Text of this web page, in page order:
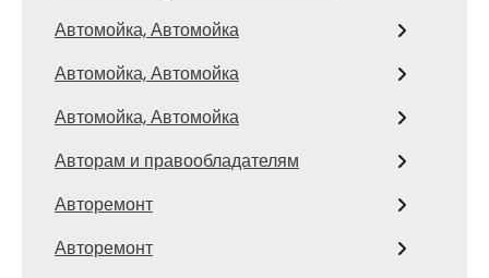
Автомойка, Автомойка
Автомойка, Автомойка
Автомойка, Автомойка
Авторам и правообладателям
Авторемонт
Авторемонт